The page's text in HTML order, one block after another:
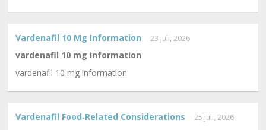
Vardenafil 10 Mg Information 23 juli, 2026
vardenafil 10 mg information
vardenafil 10 mg information
Vardenafil Food‑related Considerations 25 juli, 2026